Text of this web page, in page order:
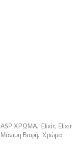
ASP ΧΡΩΜΑ, Elixir, Elixir
Μόνιμη Βαφή, Χρώμα